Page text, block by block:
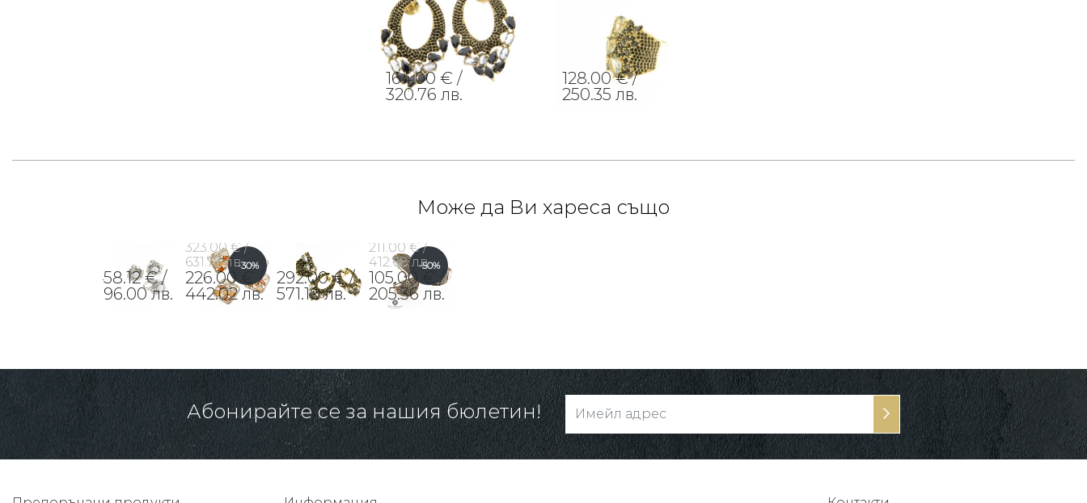
164.00 € /
320.76 лв.
128.00 € /
250.35 лв.
Може да Ви хареса също
458.12 € /
896.00 лв.
-30%
323.00 € /
631.73 лв.
226.00 € /
442.02 лв.
292.00 € /
571.10 лв.
-50%
211.00 € /
412.68 лв.
105.00 € /
205.36 лв.
Абонирайте се за нашия бюлетин!